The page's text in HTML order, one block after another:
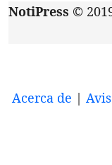
NotiPress ©
Acerca de |